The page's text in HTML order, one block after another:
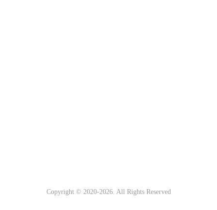
Copyright © 2020-2026. All Rights Reserved